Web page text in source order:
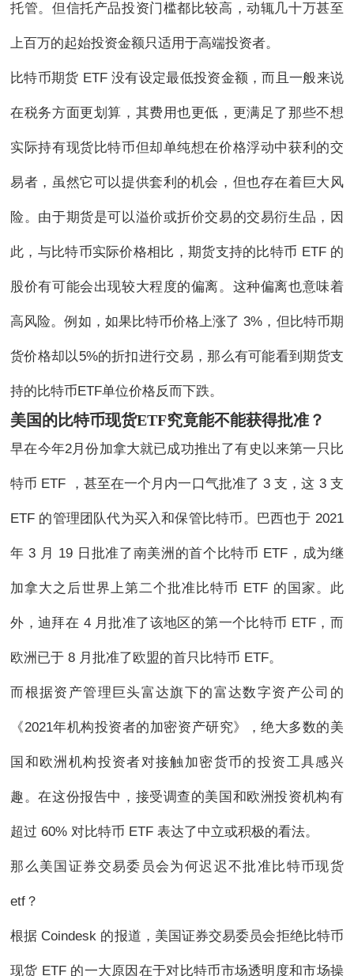
托管。但信托产品投资门槛都比较高，动辄几十万甚至
上百万的起始投资金额只适用于高端投资者。
比特币期货 ETF 没有设定最低投资金额，而且一般来说
在税务方面更划算，其费用也更低，更满足了那些不想
实际持有现货比特币但却单纯想在价格浮动中获利的交
易者，虽然它可以提供套利的机会，但也存在着巨大风
险。由于期货是可以溢价或折价交易的交易衍生品，因
此，与比特币实际价格相比，期货支持的比特币 ETF 的
股价有可能会出现较大程度的偏离。这种偏离也意味着
高风险。例如，如果比特币价格上涨了 3%，但比特币期
货价格却以5%的折扣进行交易，那么有可能看到期货支
持的比特币ETF单位价格反而下跌。
美国的 比特币现货ETF究竟能不能获得批准？
早在今年2月份加拿大就已成功推出了有史以来第一只比
特币 ETF ，甚至在一个月内一口气批准了 3 支，这 3 支
ETF 的管理团队代为买入和保管比特币。巴西也于 2021
年 3 月 19 日批准了南美洲的首个比特币 ETF，成为继
加拿大之后世界上第二个批准比特币 ETF 的国家。此
外，迪拜在 4 月批准了该地区的第一个比特币 ETF，而
欧洲已于 8 月批准了欧盟的首只比特币 ETF。
而根据资产管理巨头富达旗下的富达数字资产公司的
《2021年机构投资者的加密资产研究》，绝大多数的美
国和欧洲机构投资者对接触加密货币的投资工具感兴
趣。在这份报告中，接受调查的美国和欧洲投资机构有
超过 60% 对比特币 ETF 表达了中立或积极的看法。
那么美国证券交易委员会为何迟迟不批准比特币现货
etf？
根据 Coindesk 的报道，美国证券交易委员会拒绝比特币
现货 ETF 的一大原因在于对比特币市场透明度和市场操